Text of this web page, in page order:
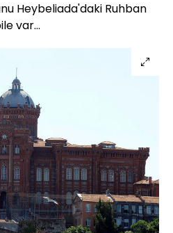
Heybeliada'daki Ruhban
var...